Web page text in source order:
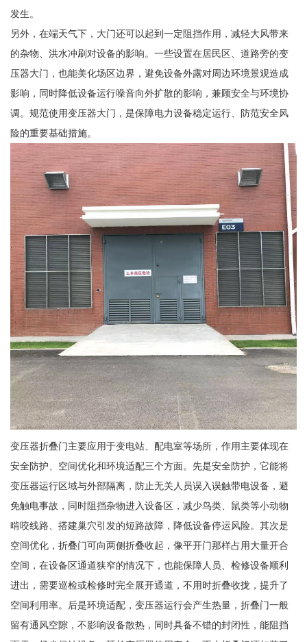
发生。
另外，在端天气下，大门还可以起到一定阻挡作用，减轻大风带来
的杂物、洪水冲刷对设备的影响。一些设置在居民区、道路旁的变
压器大门，也能美化场区边界，避免设备外露对周边环境景观造成
影响，同时降低设备运行噪音向外扩散的影响，兼顾安全与环境协
调。规范使用变压器大门，是保障电力设备稳定运行、防范安全风
险的重要基础措施。
变压器折叠门主要应用于变电站、配电室等场所，作用主要体现在
安全防护、空间优化和环境适配三个方面。先是安全防护，它能将
变压器运行区域与外部隔离，防止无关人员误入误触带电设备，避
免触电事故，同时阻挡杂物进入设备区，减少鸟类、鼠类等小动物
啃咬线路、搭建巢穴引发的短路故障，降低设备停运风险。其次是
空间优化，折叠门可向两侧折叠收起，像平开门那样占用大量开合
空间，在设备区通道狭窄的情况下，也能保障人员、检修设备顺利
进出，需要巡检或检修时完全展开通道，不用时折叠收拢，提升了
空间利用率。后是环境适配，变压器运行会产生热量，折叠门一般
留有通风空隙，不影响设备散热，同时具备不错的封闭性，能阻挡